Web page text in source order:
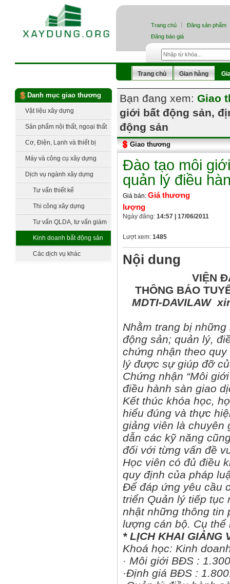
Trang chủ
Đăng sản phẩm
Đăng báo giá
Trang chủ Gian hàng
Danh mục giao thương
Vật liệu xây dựng
Sản phẩm nội thất, ngoại thất
Cơ, Điện, Lạnh và thiết bị
công nghệ
Máy và công cụ xây dựng
Dịch vụ ngành xây dựng
Tư vấn thiết kế
Thi công xây dựng
Tư vấn QLDA, tư vấn giám
Kinh doanh bất động sản
Các dịch vụ khác
Bạn đang xem: Giao
giới bất động sản,
động sản
Giao thương
Đào tạo môi
quản lý điều
Giá bán: Giá thương
lượng
Ngày đăng: 14:57 | 17/06/2011
Lượt xem: 1485
Nội dung
VIỆN
THÔNG BÁO
MDTI-DAVILAW
Nhằm trang bị
động sản; quản lý,
chứng nhận theo
lý được sự giúp đỡ
Chứng nhận “Môi
điều hành sàn giao
Kết thúc khóa học,
hiểu đúng và thực
giảng viên là chuyên
dẫn các kỹ năng
đối với từng vấn đề
Học viên có đủ điều
quy định của pháp
Để đáp ứng yêu cầu
triển Quản lý tiếp
nhật những thông tin
lượng cán bộ. Cụ
* LỊCH KHAI GIẢNG
Khoá học: Kinh
· Môi giới BĐS :
·Định giá BĐS :